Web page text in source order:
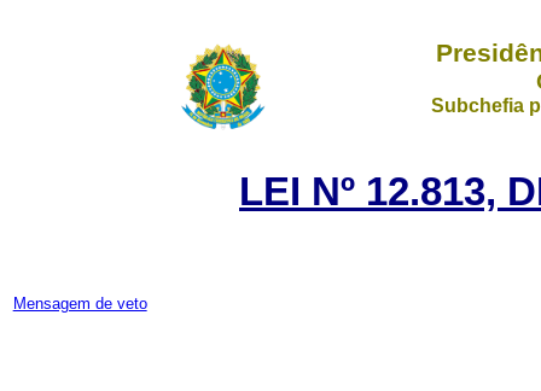
Subchefia
LEI Nº 12.813,
Mensagem de veto